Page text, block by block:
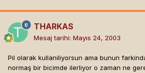
THARKAS
Mesaj tarihi: Mayıs 24, 2003
Pil olarak kullaniliyorsun ama bunun
normaş bir bicimde ilerliyor o zaman ne